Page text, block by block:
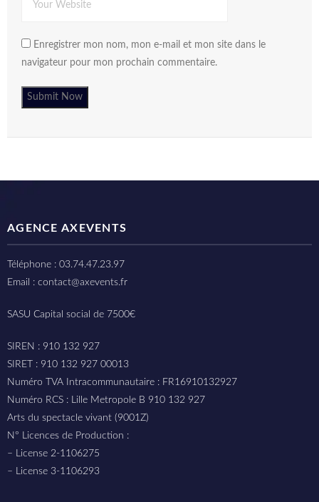
Enregistrer mon nom, mon e-mail et mon site dans le
navigateur pour mon prochain commentaire.
AGENCE AXEVENTS
Téléphone : 03.74.47.23.97
Email : contact@axevents.fr
SASU Capital social de 7500€
SIREN : 910 132 927
SIRET : 910 132 927 00013
Numéro TVA Intracommunautaire : FR16910132927
Numéro RCS : Lille Metropole B 910 132 927
Arts du spectacle vivant (9001Z)
N° Licences de Production :
– License 2-1106275
– License 3-1106293